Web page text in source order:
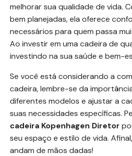
melhorar sua qualidade de vida.
bem planejadas, ela oferece
necessários para quem passa
Ao investir em uma cadeira de
investindo na sua saúde e bem-
Se você está considerando a
cadeira, lembre-se da
diferentes modelos e ajustar a
suas necessidades específicas.
cadeira Kopenhagen Diretor
seu espaço e estilo de vida.
andam de mãos dadas!